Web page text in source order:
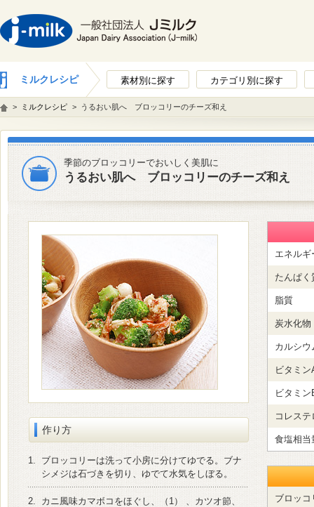
ミルクレシピ 素材別に探す カテゴリ別に探す
> ミルクレシピ > うるおい肌へ ブロッコリーのチーズ和え
季節のブロッコリーでおいしく美肌に
うるおい肌へ ブロッコリーのチーズ和え
作り方
1.
ブロッコリーは洗って小房に分けてゆでる。ブナ
シメジは石づきを切り、ゆでて水気をしぼる。
2.
カニ風味カマボコをほぐし、（1） 、カツオ節、
エネルギ
たんぱく
脂質
炭水化物
カルシウ
ビタミン
ビタミン
コレステ
食塩相当
ブロッコ